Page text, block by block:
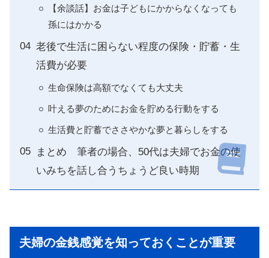
【余談話】お金は子どもにかからなくなっても
孫にはかかる
老後で生活に困らない程度の保険・貯蓄・生
活費が必要
生命保険は高額でなくても大丈夫
叶える夢のためにお金を貯める行動をする
生活費と貯蓄でささやかな夢と暮らしをする
まとめ 筆者の場合、50代は夫婦でお金の使
いみちを話し合うちょうど良い時期
夫婦の金銭感覚を知っておくことが重要